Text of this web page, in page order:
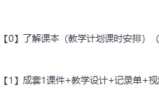
有号的老
电脑注册送
盘提示空